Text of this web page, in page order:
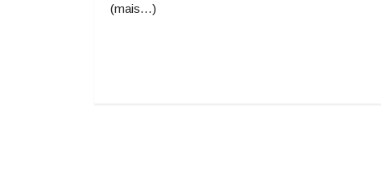
(mais…)